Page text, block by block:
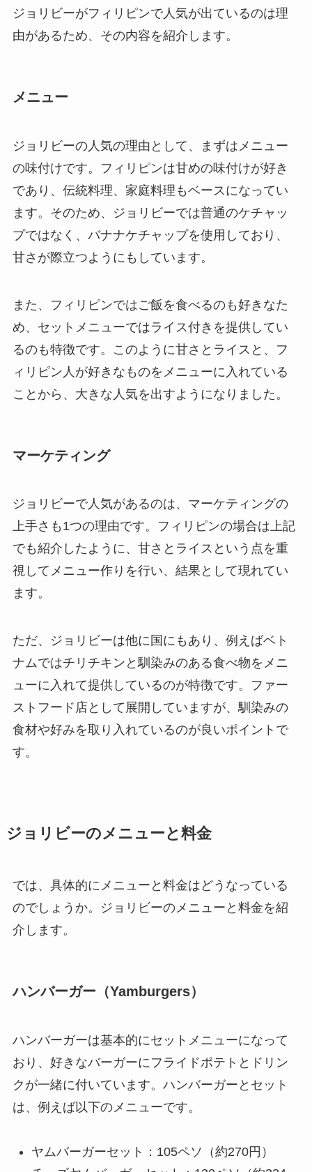
ジョリビーがフィリピンで人気が出ているのは理
由があるため、その内容を紹介します。
メニュー
ジョリビーの人気の理由として、まずはメニュー
の味付けです。フィリピンは甘めの味付けが好き
であり、伝統料理、家庭料理もベースになってい
ます。そのため、ジョリビーでは普通のケチャッ
プではなく、バナナケチャップを使用しており、
甘さが際立つようにもしています。
また、フィリピンではご飯を食べるのも好きなた
め、セットメニューではライス付きを提供してい
るのも特徴です。このように甘さとライスと、フ
ィリピン人が好きなものをメニューに入れている
ことから、大きな人気を出すようになりました。
マーケティング
ジョリビーで人気があるのは、マーケティングの
上手さも1つの理由です。フィリピンの場合は上記
でも紹介したように、甘さとライスという点を重
視してメニュー作りを行い、結果として現れてい
ます。
ただ、ジョリビーは他に国にもあり、例えばベト
ナムではチリチキンと馴染みのある食べ物をメニ
ューに入れて提供しているのが特徴です。ファー
ストフード店として展開していますが、馴染みの
食材や好みを取り入れているのが良いポイントで
す。
ジョリビーのメニューと料金
では、具体的にメニューと料金はどうなっている
のでしょうか。ジョリビーのメニューと料金を紹
介します。
ハンバーガー（Yamburgers）
ハンバーガーは基本的にセットメニューになって
おり、好きなバーガーにフライドポテトとドリン
クが一緒に付いています。ハンバーガーとセット
は、例えば以下のメニューです。
ヤムバーガーセット：105ペソ（約270円）